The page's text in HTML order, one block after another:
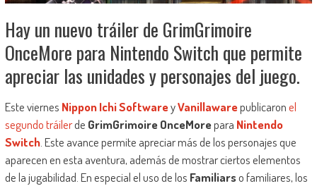
Hay un nuevo tráiler de GrimGrimoire
OnceMore para Nintendo Switch que permite
apreciar las unidades y personajes del juego.
Este viernes Nippon Ichi SoftwareyVanillawarepublicaronel
segundo tráilerde GrimGrimoire OnceMorepara Nintendo
Switch. Este avance permite apreciar más de los personajes que
aparecen en esta aventura, además de mostrar ciertos elementos
de la jugabilidad. En especial el uso de los Familiarso familiares, los